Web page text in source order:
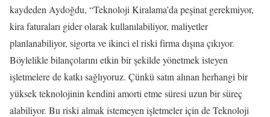
kaydeden Aydoğdu, “Teknoloji Kiralama’da peşinat gerekmiyor,
kira faturaları gider olarak kullanılabiliyor, maliyetler
planlanabiliyor, sigorta ve ikinci el riski firma dışına çıkıyor.
Böylelikle bilançolarını etkin bir şekilde yönetmek isteyen
işletmelere de katkı sağlıyoruz. Çünkü satın alınan herhangi bir
yüksek teknolojinin kendini amorti etme süresi uzun bir süreç
alabiliyor. Bu riski almak istemeyen işletmeler için de Teknoloji